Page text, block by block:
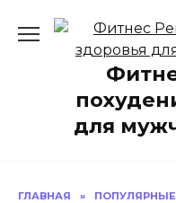
содержанию
для
ГЛАВНАЯ » ПОПУЛЯРНЫЕ